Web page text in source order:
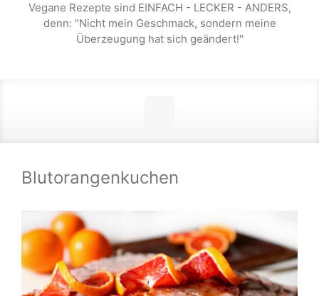
Vegane Rezepte sind EINFACH - LECKER - ANDERS,
denn: "Nicht mein Geschmack, sondern meine
Überzeugung hat sich geändert!"
Blutorangenkuchen